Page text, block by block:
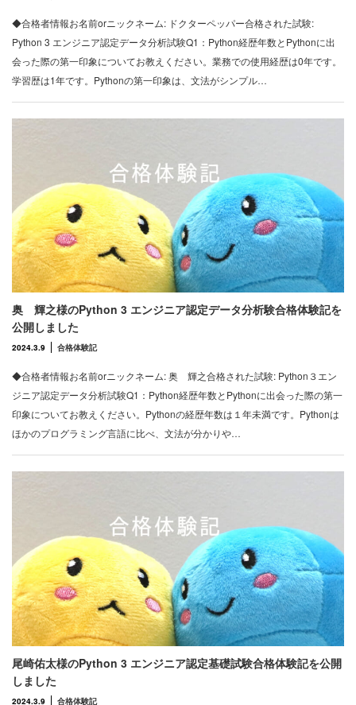
◆合格者情報お名前orニックネーム: ドクターペッパー合格された試験:
Python 3 エンジニア認定データ分析試験Q1：Python経歴年数とPythonに出
会った際の第一印象についてお教えください。業務での使用経歴は0年です。
学習歴は1年です。Pythonの第一印象は、文法がシンプル…
奥 輝之様のPython 3 エンジニア認定データ分析験合格体験記を
公開しました
2024.3.9 合格体験記
◆合格者情報お名前orニックネーム: 奥 輝之合格された試験: Python３エン
ジニア認定データ分析試験Q1：Python経歴年数とPythonに出会った際の第一
印象についてお教えください。Pythonの経歴年数は１年未満です。Pythonは
ほかのプログラミング言語に比べ、文法が分かりや…
尾崎佑太様のPython 3 エンジニア認定基礎試験合格体験記を公開
しました
2024.3.9 合格体験記